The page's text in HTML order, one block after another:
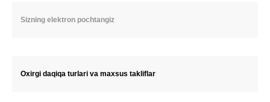
Oxirgi daqiqa turlari va maxsus takliflar